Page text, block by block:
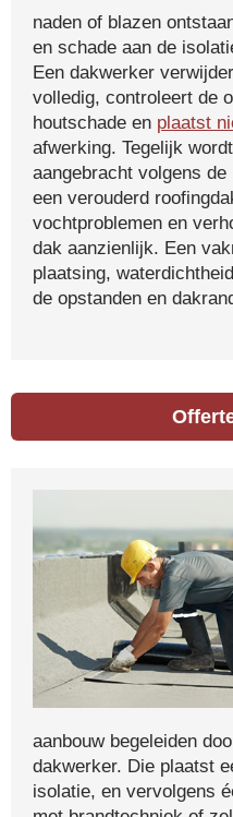
naden of blazen
en schade aan de
Een dakwerker
volledig, controleert de
houtschade en plaatst
afwerking. Tegelijk
aangebracht volgens
een verouderd
vochtproblemen en
dak aanzienlijk. Een
plaatsing,
de opstanden en
aanbouw begeleiden
dakwerker. Die plaatst
isolatie, en vervolgens